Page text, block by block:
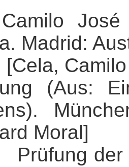
Madrid:
Camilo
(Aus:
Moral]
der